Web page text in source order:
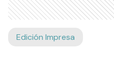
Edición Impresa